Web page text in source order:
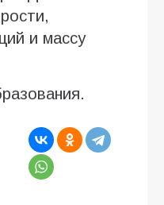
и массу